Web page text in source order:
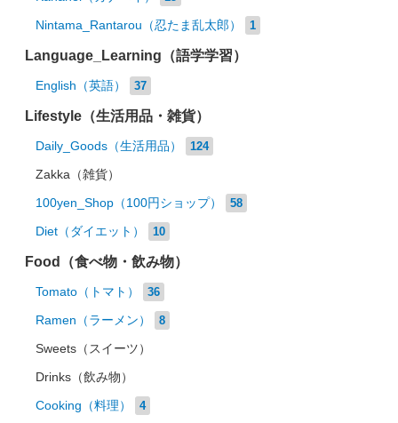
Nintama_Rantarou（忍たま乱太郎） 1
Language_Learning（語学学習）
English（英語） 37
Lifestyle（生活用品・雑貨）
Daily_Goods（生活用品） 124
Zakka（雑貨）
100yen_Shop（100円ショップ） 58
Diet（ダイエット） 10
Food（食べ物・飲み物）
Tomato（トマト） 36
Ramen（ラーメン） 8
Sweets（スイーツ）
Drinks（飲み物）
Cooking（料理） 4